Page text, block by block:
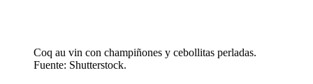
Coq au vin con champiñones y cebollitas perladas.
Fuente: Shutterstock.